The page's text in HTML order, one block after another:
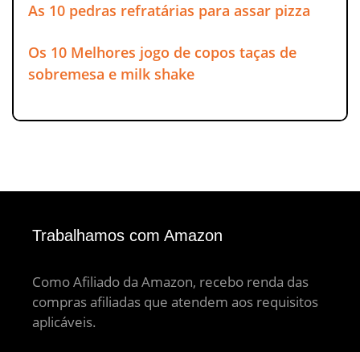
As 10 pedras refratárias para assar pizza
Os 10 Melhores jogo de copos taças de
sobremesa e milk shake
Trabalhamos com Amazon
Como Afiliado da Amazon, recebo renda das
compras afiliadas que atendem aos requisitos
aplicáveis.